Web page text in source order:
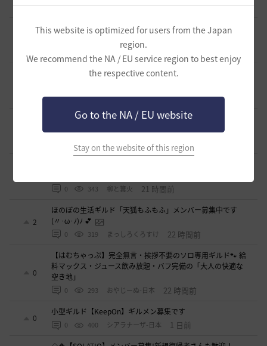
This website is optimized for users from the Japan
region.
We recommend the NA / EU service region to best enjoy
the respective content.
Go to the NA / EU website
Stay on the website of this region
0 86 倉葉 8 時間前
Ermitageギルメン募集！やりたいことをやって楽しくゲーム
swordEX
ギルチャ完全無言推奨・ソロ向けギルド「ストレイキャッ
0 96 くろいばら 10 時間前
【Esprit -エスプリ-】ギルドメンバー募集中🎵自由度高めな
aquria-日本 19 時間前
0 343 柳と篝火 21 時間前
2
ほのぼの生活ギルド「天狐もふもふ」メンバー募集中です
(〃･ω･ﾉ)ﾉ 💕
0 319 まっしろくろすけ 22 時間前
0
【はむちゃっぷ】完全無言・挨拶不要のソロ専用ギルド🐾 給
料マックス・ジュース飲み放題・バフ完備の「大人の快適な
空き地」
0 293 おやじーぬ-日本 22 時間前
0
小型ギルド【KeepOn】ギルメン募集です
0 400 シアラナーザ-日本 1 日前